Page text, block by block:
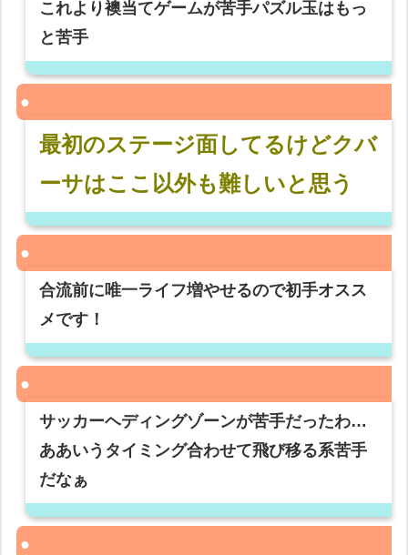
これより襖当てゲームが苦手パズル玉はもっ
と苦手
最初のステージ面してるけどクバ
ーサはここ以外も難しいと思う
合流前に唯一ライフ増やせるので初手オスス
メです！
サッカーヘディングゾーンが苦手だったわ…
ああいうタイミング合わせて飛び移る系苦手
だなぁ